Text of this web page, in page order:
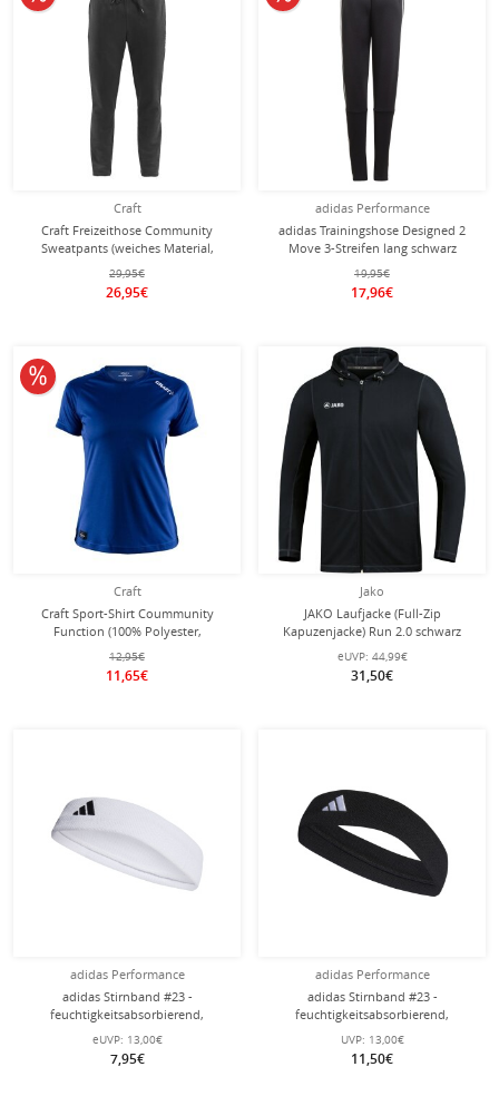
Craft
Craft Freizeithose Community
Sweatpants (weiches Material,
höchster Tragekomfort) lang
schwarz Herren
29,95€
26,95€
adidas Performance
adidas Trainingshose Designed 2
Move 3-Streifen lang schwarz
Mädchen
19,95€
17,96€
Craft
Craft Sport-Shirt Coummunity
Function (100% Polyester,
schnelltrocknend) kobaltblau
Damen
12,95€
11,65€
10% reduziert
Jako
JAKO Laufjacke (Full-Zip
Kapuzenjacke) Run 2.0 schwarz
Kinder
eUVP: 44,99€
31,50€
adidas Performance
adidas Stirnband #23 -
feuchtigkeitsabsorbierend,
aufgesticktes Logo - weiss Herren - 1
Stück
eUVP: 13,00€
7,95€
adidas Performance
adidas Stirnband #23 -
feuchtigkeitsabsorbierend,
aufgesticktes Logo - schwarz Herren
- 1 Stück
UVP: 13,00€
11,50€